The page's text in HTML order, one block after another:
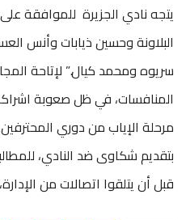
البلاونة وحسين ذيابات وأنس
سريوه ومحمد كيال.” لإتاحة
المنافسات، في ظل صعوبة
مرحلة الإياب من دوري
بتقديم شكاوى ضد النادي،
قبل أن يتلقوا اتصالات من